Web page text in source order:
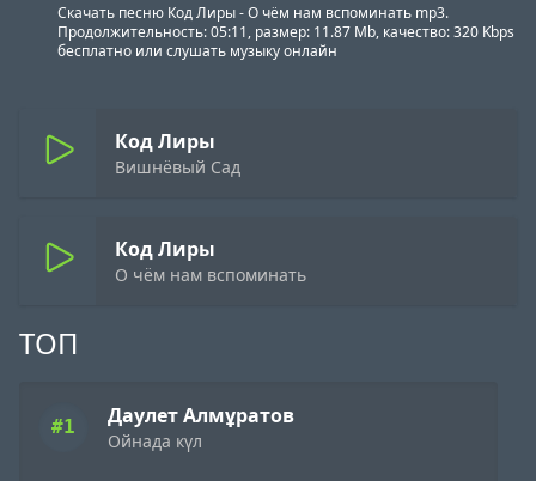
ТОП
#1 Даулет Алмұратов
Ойнада күл
Скачать песню Код Лиры - О чём нам вспоминать mp3.
Продолжительность: 05:11, размер: 11.87 Mb, качество: 320 Kbps
бесплатно или слушать музыку онлайн
Код Лиры
Вишнёвый Сад
Код Лиры
О чём нам вспоминать